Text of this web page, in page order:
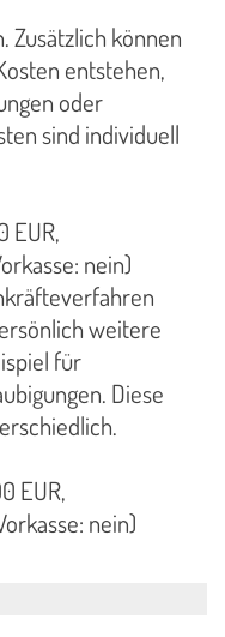
Zusätzlich können
entstehen,
oder
sind individuell
EUR,
nein)
weitere
für
Diese
EUR,
nein)